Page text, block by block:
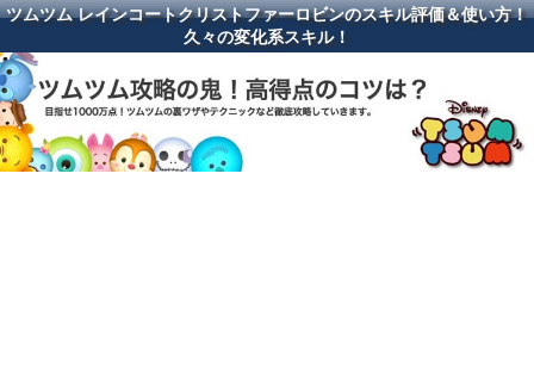
ツムツム レインコートクリストファーロビンのスキル評価＆使い方！
久々の変化系スキル！